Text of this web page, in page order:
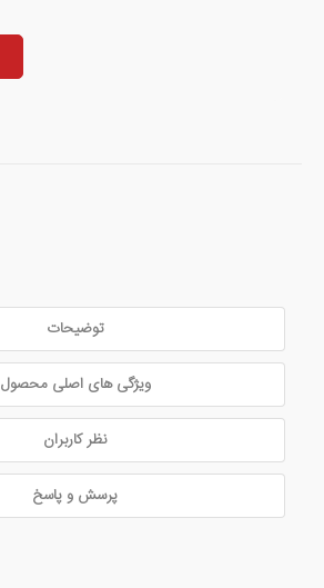
توضیحات
ویژگی های اصلی محصول
نظر کاربران
پرسش و پاسخ